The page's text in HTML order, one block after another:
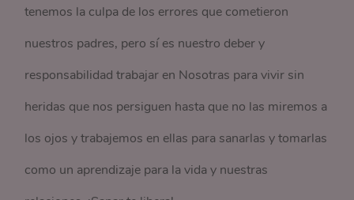
tenemos la culpa de los errores que cometieron
nuestros padres, pero sí es nuestro deber y
responsabilidad trabajar en Nosotras para vivir sin
heridas que nos persiguen hasta que no las miremos a
los ojos y trabajemos en ellas para sanarlas y tomarlas
como un aprendizaje para la vida y nuestras